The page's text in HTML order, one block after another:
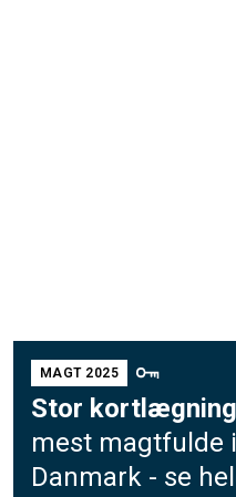
MAGT 2025
Stor
mest magtfulde
Danmark - se